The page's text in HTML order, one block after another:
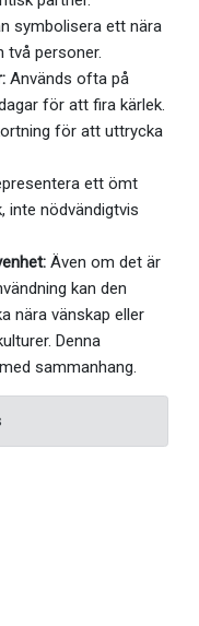
symbolisera ett nära
två personer.
Används ofta på
för att fira kärlek.
för att uttrycka
ett ömt
inte nödvändigtvis
Även om det är
kan den
nära vänskap eller
Denna
sammanhang.